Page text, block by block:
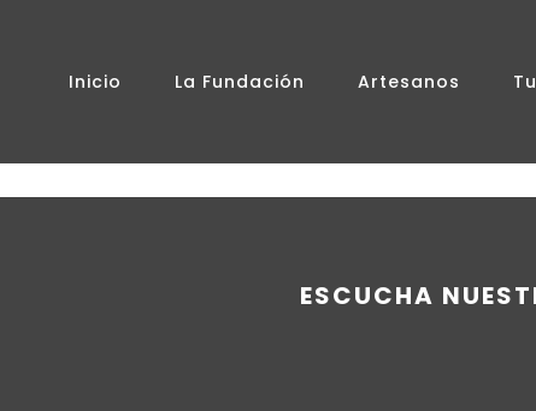
Inicio La Fundación Artesanos
ESCUCHA